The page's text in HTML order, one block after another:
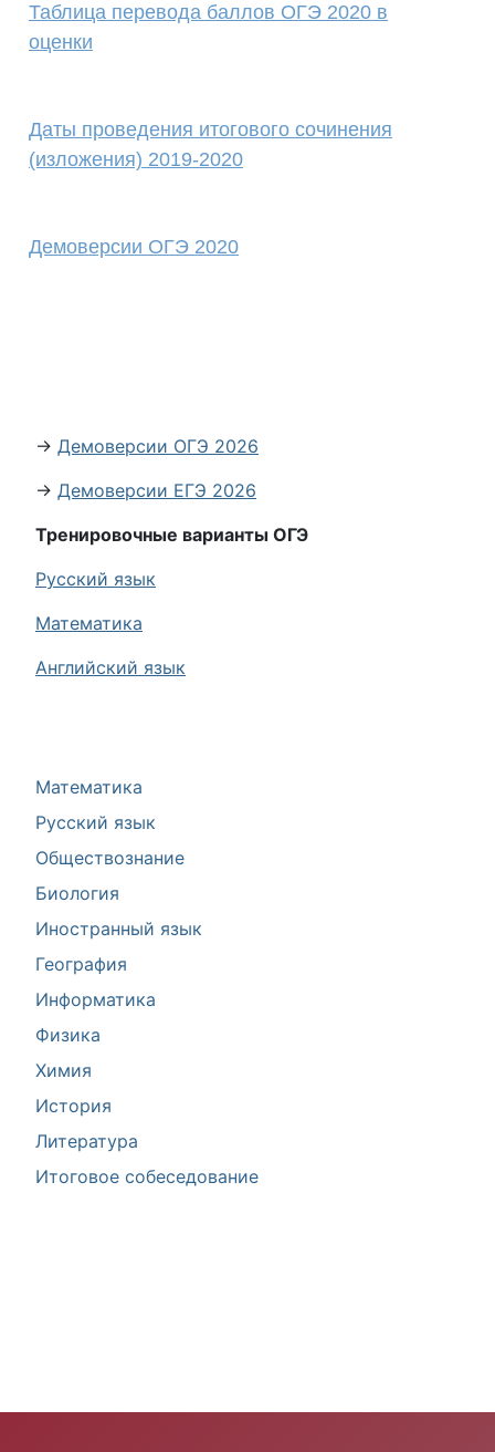
Математика
Русский язык
Обществознание
Биология
Иностранный язык
География
Информатика
Физика
Химия
История
Литература
Итоговое собеседование
Таблица перевода баллов ОГЭ 2020 в
оценки
Даты проведения итогового сочинения
(изложения) 2019-2020
Демоверсии ОГЭ 2020
→ Демоверсии ОГЭ 2026
→ Демоверсии ЕГЭ 2026
Тренировочные варианты ОГЭ
Русский язык
Математика
Английский язык